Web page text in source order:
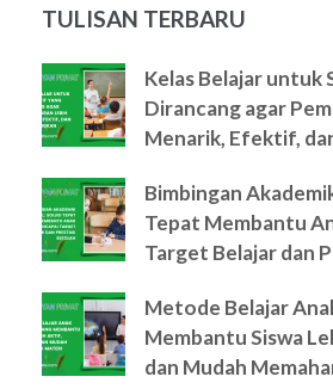
TULISAN TERBARU
Kelas Belajar untuk
Dirancang agar
Menarik, Efektif,
Bimbingan
Tepat Membantu
Target Belajar dan
Metode Belajar
Membantu Siswa
dan Mudah